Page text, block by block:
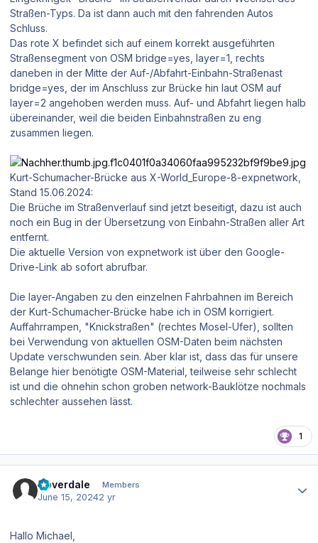
Straßen-Typs. Da ist dann auch mit den fahrenden Autos
Schluss.
Das rote X befindet sich auf einem korrekt ausgeführten
Straßensegment von OSM bridge=yes, layer=1, rechts
daneben in der Mitte der Auf-/Abfahrt-Einbahn-Straßenast
bridge=yes, der im Anschluss zur Brücke hin laut OSM auf
layer=2 angehoben werden muss. Auf- und Abfahrt liegen halb
übereinander, weil die beiden Einbahnstraßen zu eng
zusammen liegen.
Kurt-Schumacher-Brücke aus X-World_Europe-8-expnetwork,
Stand 15.06.2024:
Die Brüche im Straßenverlauf sind jetzt beseitigt, dazu ist auch
noch ein Bug in der Übersetzung von Einbahn-Straßen aller Art
entfernt.
Die aktuelle Version von expnetwork ist über den Google-
Drive-Link ab sofort abrufbar.
Die layer-Angaben zu den einzelnen Fahrbahnen im Bereich
der Kurt-Schumacher-Brücke habe ich in OSM korrigiert.
Auffahrrampen, "Knickstraßen" (rechtes Mosel-Ufer), sollten
bei Verwendung von aktuellen OSM-Daten beim nächsten
Update verschwunden sein. Aber klar ist, dass das für unsere
Belange hier benötigte OSM-Material, teilweise sehr schlecht
ist und die ohnehin schon groben network-Bauklötze nochmals
schlechter aussehen lässt.
1
Coverdale Members
June 15, 20242 yr
Hallo Michael,